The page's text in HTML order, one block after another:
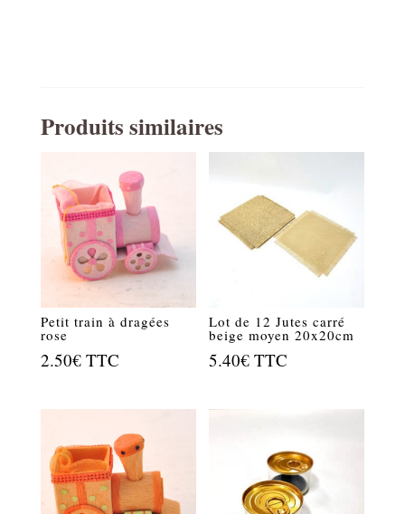
Produits similaires
Petit train à dragées
rose
2.50€ TTC
Lot de 12 Jutes carré
beige moyen 20x20cm
5.40€ TTC